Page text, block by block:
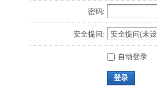
密码:
安全提问:
自动登录
登录